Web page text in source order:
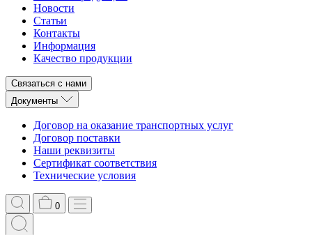
Новости
Статьи
Контакты
Информация
Качество продукции
Связаться с нами
Документы
Договор на оказание транспортных услуг
Договор поставки
Наши реквизиты
Сертификат соответствия
Технические условия
0